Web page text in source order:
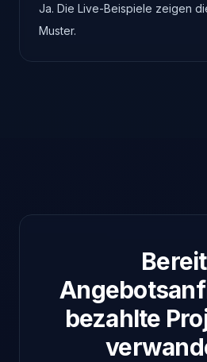
Ja. Die Live-Beispiele zeigen
Muster.
bezahlte